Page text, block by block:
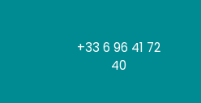
+33 6 96 41 72
40